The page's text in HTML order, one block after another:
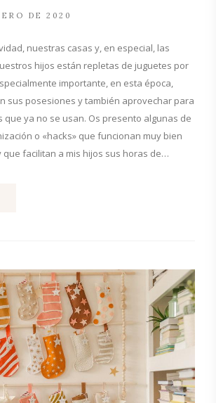
DE 2020
nuestras casas y, en especial, las
hijos están repletas de juguetes por
importante, en esta época,
sus posesiones y también aprovechar para
que ya no se usan. Os presento algunas de
o «hacks» que funcionan muy bien
que facilitan a mis hijos sus horas de…